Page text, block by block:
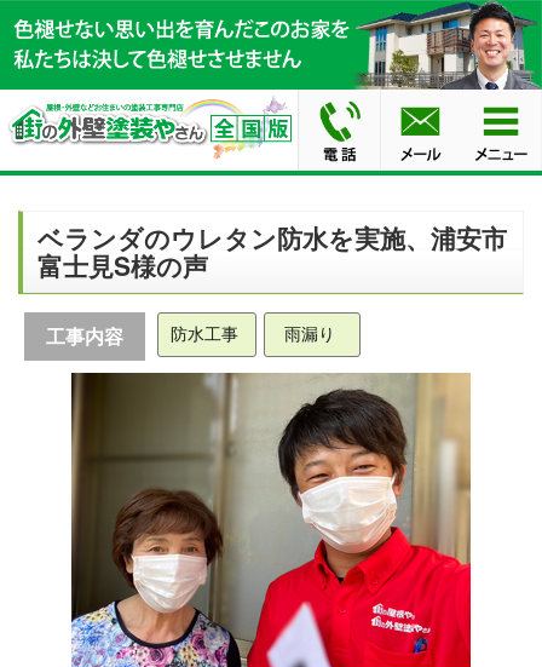
ベランダのウレタン防水を実施、浦安市
富士見S様の声
工事内容 防水工事 雨漏り